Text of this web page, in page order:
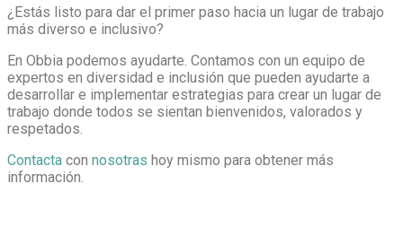
¿Estás listo para dar el primer paso hacia un lugar de trabajo
más diverso e inclusivo?
En Obbia podemos ayudarte. Contamos con un equipo de
expertos en diversidad e inclusión que pueden ayudarte a
desarrollar e implementar estrategias para crear un lugar de
trabajo donde todos se sientan bienvenidos, valorados y
respetados.
Contacta con nosotras hoy mismo para obtener más
información.